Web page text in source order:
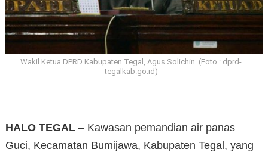
Wakil Ketua DPRD Kabupaten Tegal, Agus Solichin. (Foto : dprd-
tegalkab.go.id)
HALO TEGAL – Kawasan pemandian air panas
Guci, Kecamatan Bumijawa, Kabupaten Tegal, yang